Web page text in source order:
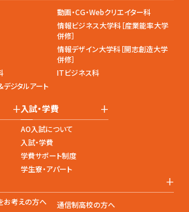
動画・CG・Webクリエイター科
情報ビジネス大学科［産業能率大学
併修］
情報デザイン大学科［開志創造大学
併修］
ITビジネス科
デジタルアート
+入試・学費 +
AO入試について
入試・学費
学費サポート制度
学生寮・アパート
+
お考えの方へ
通信制高校の方へ